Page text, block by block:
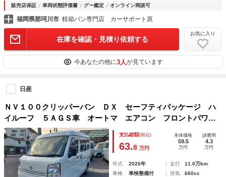
販売店保証 車両状態評価書 グー鑑定 オンライン商談可
福岡県那珂川市 軽箱バン専門店 カーサポート原
在庫を確認・見積り依頼する
お気に入り
今あなたの他に3人が見ています
日産
ＮＶ１００クリッパーバン ＤＸ セーフティパッケージ ハ
イルーフ ５ＡＧＳ車 オートマ エアコン フロントパワー
ウィンドウ ドライブレコーダー 記録簿 禁煙車
支払総額(税込)
63.8 万円
本体価格
59.5
万円
諸費用
4.3
万円
年式 2020年 走行
11.0万km
車検
車検整備付 排気
660cc